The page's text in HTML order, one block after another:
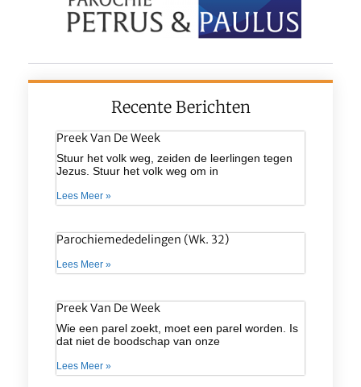
Recente Berichten
Preek Van De Week
Stuur het volk weg, zeiden de leerlingen tegen
Jezus. Stuur het volk weg om in
Lees Meer »
Parochiemededelingen (wk. 32)
Lees Meer »
Preek Van De Week
Wie een parel zoekt, moet een parel worden. Is
dat niet de boodschap van onze
Lees Meer »